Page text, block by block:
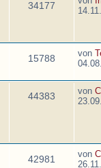
34177
15788 von
44383 von
42981 von